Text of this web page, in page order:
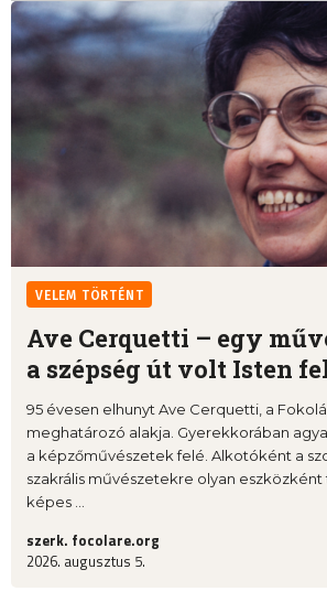
VELEM TÖRTÉNT
Ave Cerquetti – egy
a szépség út volt Isten
95 évesen elhunyt Ave Cerquetti, a
meghatározó alakja. Gyerekkorában
a képzőművészetek felé. Alkotóként a
szakrális művészetekre olyan
képes ...
szerk. focolare.org
2026. augusztus 5.